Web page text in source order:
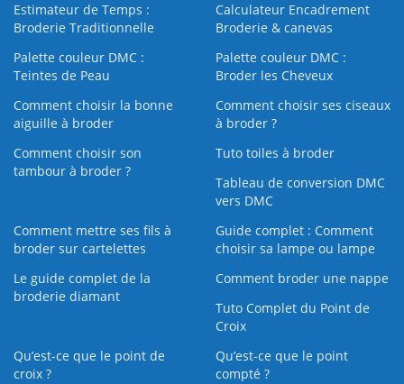
Estimateur de Temps :
Broderie Traditionnelle
Calculateur Encadrement
Broderie & canevas
Palette couleur DMC :
Teintes de Peau
Palette couleur DMC :
Broder les Cheveux
Comment choisir la bonne
aiguille à broder
Comment choisir ses ciseaux
à broder ?
Comment choisir son
tambour à broder ?
Tuto toiles à broder
Tableau de conversion DMC
vers DMC
Comment mettre ses fils à
broder sur cartelettes
Guide complet : Comment
choisir sa lampe ou lampe
Le guide complet de la
broderie diamant
Comment broder une nappe
Tuto Complet du Point de
Croix
Qu’est-ce que le point de
croix ?
Qu’est-ce que le point
compté ?